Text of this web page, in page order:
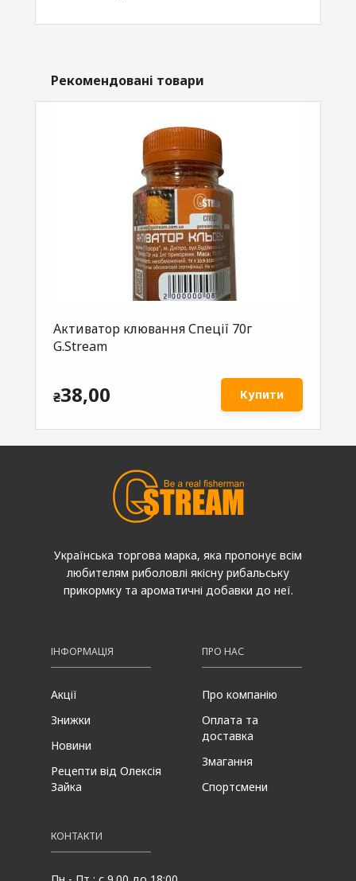
Рекомендовані товари
Активатор клювання Спеції 70г
G.Stream
₴38,00 Купити
Українська торгова марка, яка пропонує всім
любителям риболовлі якісну рибальську
прикормку та ароматичні добавки до неї.
ІНФОРМАЦІЯ
Акції
Знижки
Новини
Рецепти від Олексія
Зайка
ПРО НАС
Про компанію
Оплата та
доставка
Змагання
Спортсмени
КОНТАКТИ